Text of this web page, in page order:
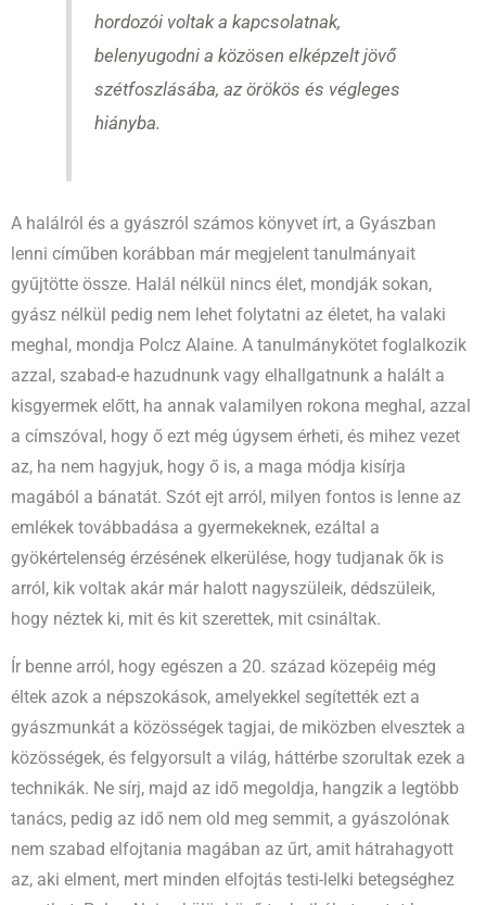
hordozói voltak a kapcsolatnak,
belenyugodni a közösen elképzelt jövő
szétfoszlásába, az örökös és végleges
hiányba.
A halálról és a gyászról számos könyvet írt, a Gyászban
lenni címűben korábban már megjelent tanulmányait
gyűjtötte össze. Halál nélkül nincs élet, mondják sokan,
gyász nélkül pedig nem lehet folytatni az életet, ha valaki
meghal, mondja Polcz Alaine. A tanulmánykötet foglalkozik
azzal, szabad-e hazudnunk vagy elhallgatnunk a halált a
kisgyermek előtt, ha annak valamilyen rokona meghal, azzal
a címszóval, hogy ő ezt még úgysem érheti, és mihez vezet
az, ha nem hagyjuk, hogy ő is, a maga módja kisírja
magából a bánatát. Szót ejt arról, milyen fontos is lenne az
emlékek továbbadása a gyermekeknek, ezáltal a
gyökértelenség érzésének elkerülése, hogy tudjanak ők is
arról, kik voltak akár már halott nagyszüleik, dédszüleik,
hogy néztek ki, mit és kit szerettek, mit csináltak.
Ír benne arról, hogy egészen a 20. század közepéig még
éltek azok a népszokások, amelyekkel segítették ezt a
gyászmunkát a közösségek tagjai, de miközben elvesztek a
közösségek, és felgyorsult a világ, háttérbe szorultak ezek a
technikák. Ne sírj, majd az idő megoldja, hangzik a legtöbb
tanács, pedig az idő nem old meg semmit, a gyászolónak
nem szabad elfojtania magában az űrt, amit hátrahagyott
az, aki elment, mert minden elfojtás testi-lelki betegséghez